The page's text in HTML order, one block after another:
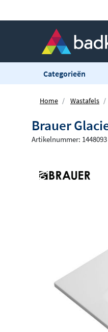
Categorieën
Home Wastafels
Brauer
Artikelnummer: 1448093